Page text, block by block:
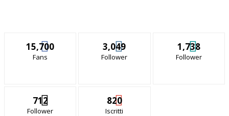
15,700
Fans
3,049
Follower
1,738
Follower
712
Follower
820
Iscritti